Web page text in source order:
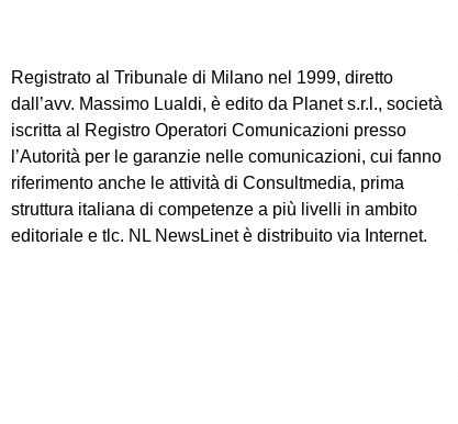
Registrato al Tribunale di Milano nel 1999, diretto
dall’avv. Massimo Lualdi, è edito da Planet s.r.l., società
iscritta al Registro Operatori Comunicazioni presso
l’Autorità per le garanzie nelle comunicazioni, cui fanno
riferimento anche le attività di Consultmedia, prima
struttura italiana di competenze a più livelli in ambito
editoriale e tlc. NL NewsLinet è distribuito via Internet.